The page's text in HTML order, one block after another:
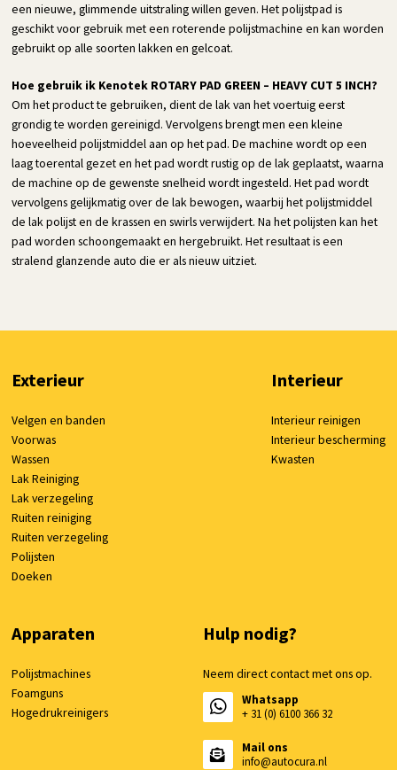
een nieuwe, glimmende uitstraling willen geven. Het polijstpad is
geschikt voor gebruik met een roterende polijstmachine en kan worden
gebruikt op alle soorten lakken en gelcoat.
Hoe gebruik ik Kenotek ROTARY PAD GREEN – HEAVY CUT 5 INCH?
Om het product te gebruiken, dient de lak van het voertuig eerst
grondig te worden gereinigd. Vervolgens brengt men een kleine
hoeveelheid polijstmiddel aan op het pad. De machine wordt op een
laag toerental gezet en het pad wordt rustig op de lak geplaatst, waarna
de machine op de gewenste snelheid wordt ingesteld. Het pad wordt
vervolgens gelijkmatig over de lak bewogen, waarbij het polijstmiddel
de lak polijst en de krassen en swirls verwijdert. Na het polijsten kan het
pad worden schoongemaakt en hergebruikt. Het resultaat is een
stralend glanzende auto die er als nieuw uitziet.
Exterieur
Velgen en banden
Voorwas
Wassen
Lak Reiniging
Lak verzegeling
Ruiten reiniging
Ruiten verzegeling
Polijsten
Doeken
Interieur
Interieur reinigen
Interieur bescherming
Kwasten
Apparaten
Polijstmachines
Foamguns
Hogedrukreinigers
Hulp nodig?
Neem direct contact met ons op.
Whatsapp
+ 31 (0) 6100 366 32
Mail ons
info@autocura.nl